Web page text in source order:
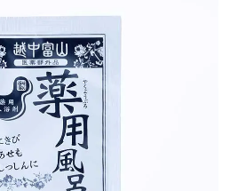
よくあるご質問